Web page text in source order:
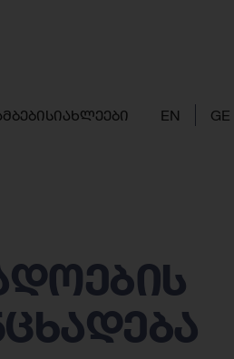
სიახლეები EN GE